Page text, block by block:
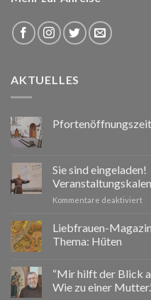
AKTUELLES
Sie sind eingeladen!
Kommentare deaktiviertfür
Liebfrauen-Magazin
Thema: Hüten
“Mir hilft der Blick
Wie zu einer